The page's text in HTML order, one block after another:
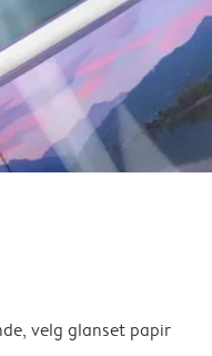
velg glanset papir